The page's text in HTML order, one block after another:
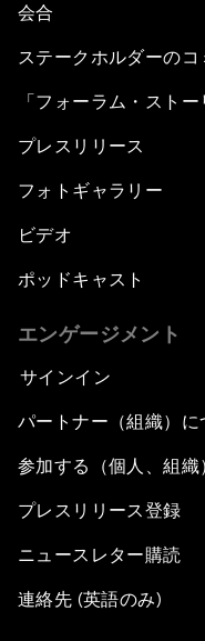
会合
ステークホルダーのコ
「フォーラム・ストー
プレスリリース
フォトギャラリー
ビデオ
ポッドキャスト
エンゲージメント
サインイン
パートナー（組織）に
参加する（個人、組織
プレスリリース登録
ニュースレター購読
連絡先 (英語のみ)